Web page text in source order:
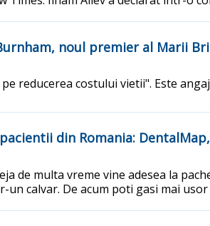
noul premier al Marii
reducerea costului vietii". Este
din Romania:
de multa vreme vine adesea la
calvar. De acum poti gasi mai